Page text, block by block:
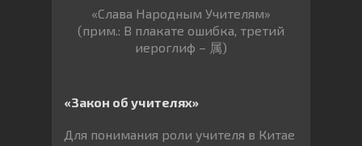
«Слава Народным Учителям»
(прим.: В плакате ошибка, третий
иероглиф – 属)
«Закон об учителях»
Для понимания роли учителя в Китае